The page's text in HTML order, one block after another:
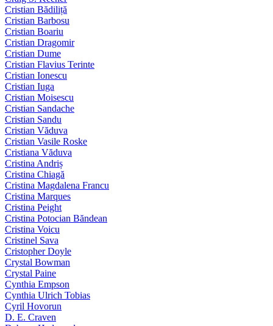
Cristian Bădiliță
Cristian Barbosu
Cristian Boariu
Cristian Dragomir
Cristian Dume
Cristian Flavius Terinte
Cristian Ionescu
Cristian Iuga
Cristian Moisescu
Cristian Sandache
Cristian Sandu
Cristian Văduva
Cristian Vasile Roske
Cristiana Văduva
Cristina Andriș
Cristina Chiagă
Cristina Magdalena Francu
Cristina Marques
Cristina Peight
Cristina Potocian Băndean
Cristina Voicu
Cristinel Sava
Cristopher Doyle
Crystal Bowman
Crystal Paine
Cynthia Empson
Cynthia Ulrich Tobias
Cyril Hovorun
D. E. Craven